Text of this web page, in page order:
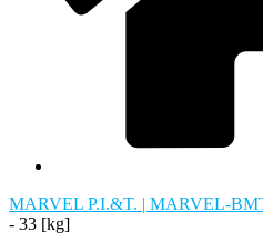
MARVEL P.I.&T. | MARVEL-
- 33 [kg]